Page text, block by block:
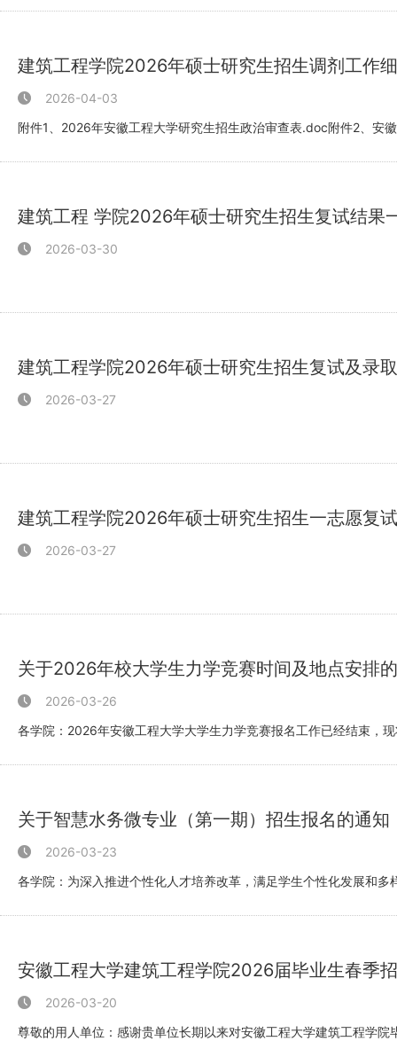
建筑工程学院2026年硕士研究生招生调剂工作
2026-04-03
附件1、2026年安徽工程大学研究生招生政治审查表.doc附件2、安
建筑工程 学院2026年硕士研究生招生复试结果
2026-03-30
建筑工程学院2026年硕士研究生招生复试及录
2026-03-27
建筑工程学院2026年硕士研究生招生一志愿复
2026-03-27
关于2026年校大学生力学竞赛时间及地点安排
2026-03-26
各学院：2026年安徽工程大学大学生力学竞赛报名工作已经结束，
关于智慧水务微专业（第一期）招生报名的通知
2026-03-23
各学院：为深入推进个性化人才培养改革，满足学生个性化发展和
安徽工程大学建筑工程学院2026届毕业生春季
2026-03-20
尊敬的用人单位：感谢贵单位长期以来对安徽工程大学建筑工程学